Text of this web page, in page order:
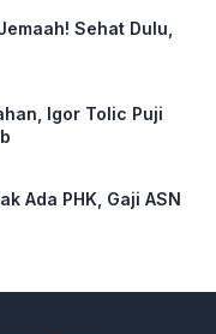
Sehat Dulu,
Igor Tolic Puji
Ada PHK, Gaji ASN